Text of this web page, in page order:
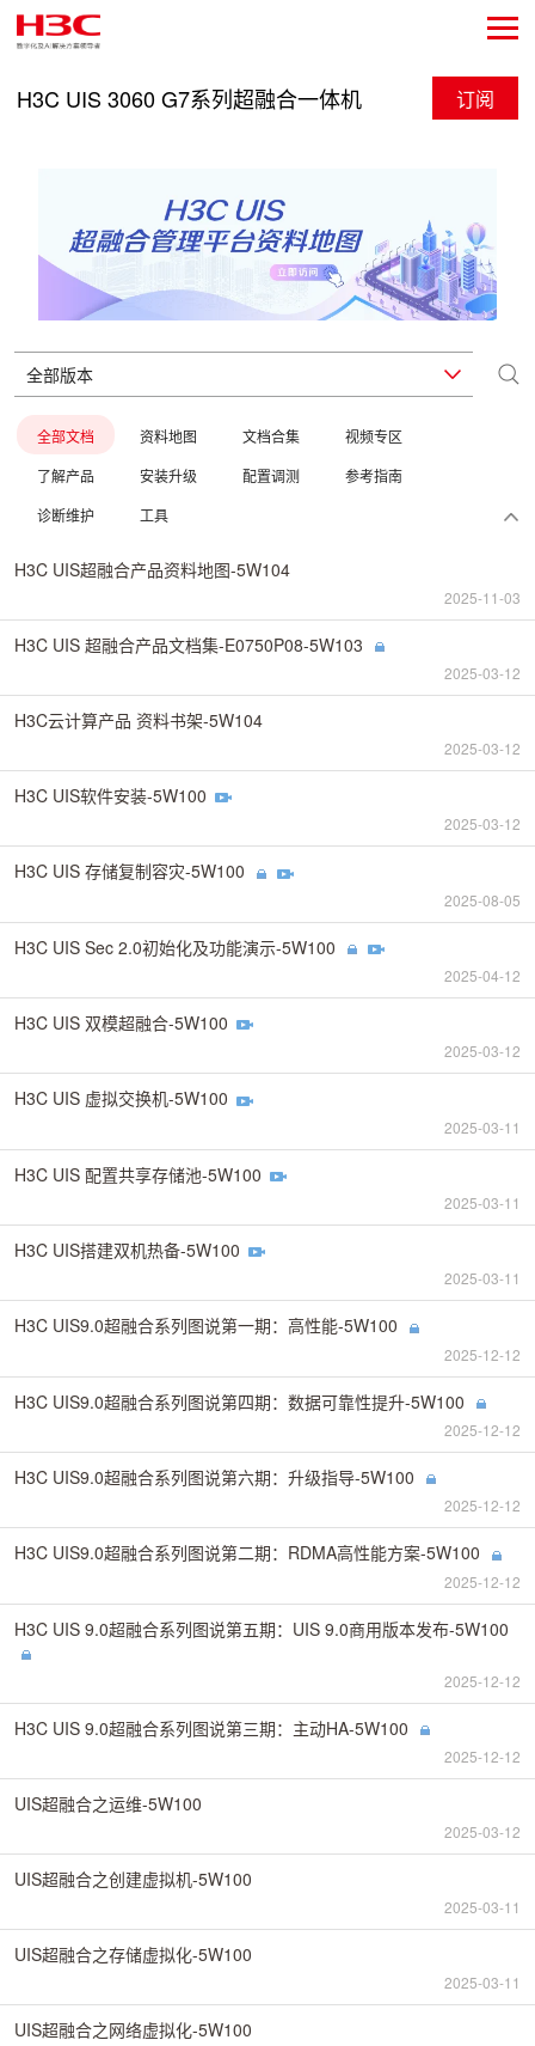
H3C UIS 3060 G7系列超融合一体机 订阅
全部文档 资料地图 文档合集
视频专区
了解产品
安装升级 配置调测
参考指南
诊断维护
工具
H3C UIS超融合产品资料地图-5W104
2025-11-03
H3C UIS 超融合产品文档集-E0750P08-5W103
2025-03-12
H3C云计算产品 资料书架-5W104
2025-03-12
H3C UIS软件安装-5W100
2025-03-12
H3C UIS 存储复制容灾-5W100
2025-08-05
H3C UIS Sec 2.0初始化及功能演示-5W100
2025-04-12
H3C UIS 双模超融合-5W100
2025-03-12
H3C UIS 虚拟交换机-5W100
2025-03-11
H3C UIS 配置共享存储池-5W100
2025-03-11
H3C UIS搭建双机热备-5W100
2025-03-11
H3C UIS9.0超融合系列图说第一期：高性能-5W100
2025-12-12
H3C UIS9.0超融合系列图说第四期：数据可靠性提升-5W100
2025-12-12
H3C UIS9.0超融合系列图说第六期：升级指导-5W100
2025-12-12
H3C UIS9.0超融合系列图说第二期：RDMA高性能方案-5W100
2025-12-12
H3C UIS 9.0超融合系列图说第五期：UIS 9.0商用版本发布-5W100
2025-12-12
H3C UIS 9.0超融合系列图说第三期：主动HA-5W100
2025-12-12
UIS超融合之运维-5W100
2025-03-12
UIS超融合之创建虚拟机-5W100
2025-03-11
UIS超融合之存储虚拟化-5W100
2025-03-11
UIS超融合之网络虚拟化-5W100